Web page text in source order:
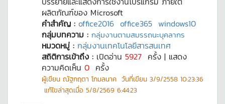
ผลิตภัณฑ์ของ Microsoft
คำสำคัญ : office2016 office365 windows10
กลุ่มบทความ : กลุ่มงานตามสมรรถนะบุคลากร
หมวดหมู่ : กลุ่มงานเทคโนโลยีสารสนเทศ
สถิติการเข้าถึง : เปิดอ่าน 5927 ครั้ง | แสดง
ความคิดเห็น 0 ครั้ง
ผู้เขียน ณัฐกฤตา โกมลนาค วันที่เขียน 3/9/2558 10:23:36
แก้ไขล่าสุดเมื่อ 5/8/2569 6:44:23